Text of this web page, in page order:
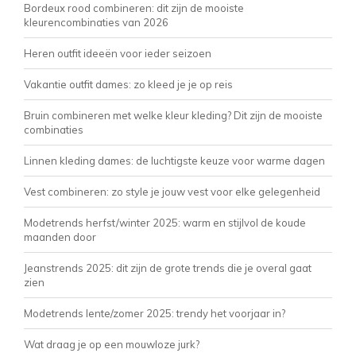
Bordeux rood combineren: dit zijn de mooiste
kleurencombinaties van 2026
Heren outfit ideeën voor ieder seizoen
Vakantie outfit dames: zo kleed je je op reis
Bruin combineren met welke kleur kleding? Dit zijn de mooiste
combinaties
Linnen kleding dames: de luchtigste keuze voor warme dagen
Vest combineren: zo style je jouw vest voor elke gelegenheid
Modetrends herfst/winter 2025: warm en stijlvol de koude
maanden door
Jeanstrends 2025: dit zijn de grote trends die je overal gaat
zien
Modetrends lente/zomer 2025: trendy het voorjaar in?
Wat draag je op een mouwloze jurk?